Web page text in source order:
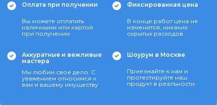
Оплата при получении
Вы можете оплатить
наличными или картой
при получении
Фиксированная цена
В конце работ цена не
изменится, никаких
скрытых расходов
Аккуратные и вежливые
мастера
Мы любим свое дело. С
уважением относимся к
вам и вашему имуществу
Шоурум в Москве
Приезжайте к нам и
протестируйте наш
продукт в реальности